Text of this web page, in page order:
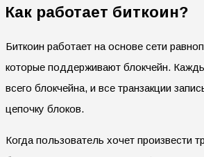
Как работает биткоин?
Биткоин работает на основе сети
которые поддерживают блокчейн.
всего блокчейна, и все транзакции
цепочку блоков.
Когда пользователь хочет произвести